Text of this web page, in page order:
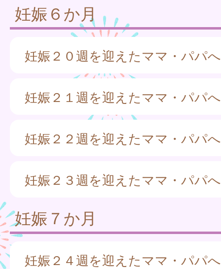
妊娠６か月
妊娠２０週を迎えたママ・パパへ
妊娠２１週を迎えたママ・パパへ
妊娠２２週を迎えたママ・パパへ
妊娠２３週を迎えたママ・パパへ
妊娠７か月
妊娠２４週を迎えたママ・パパへ